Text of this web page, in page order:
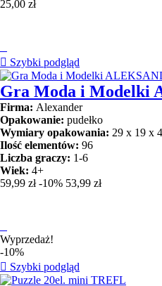
25,00 zł
 Szybki podgląd
Gra Moda i Modelki
Firma: Alexander
Opakowanie: pudełko
Wymiary opakowania: 29 x 19 x
Ilość elementów: 96
Liczba graczy: 1-6
Wiek: 4+
59,99 zł -10% 53,99 zł
Wyprzedaż!
-10%
 Szybki podgląd